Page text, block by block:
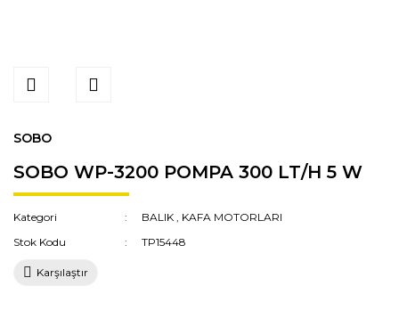
SOBO
SOBO WP-3200 POMPA 300 LT/H 5 W
Kategori BALIK , KAFA MOTORLARI
Stok Kodu
TP15448
Karşılaştır